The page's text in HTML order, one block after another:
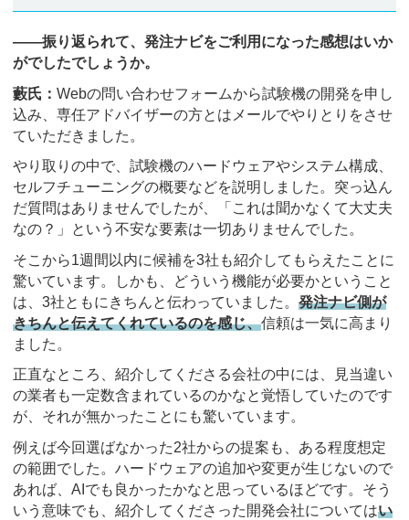
――振り返られて、発注ナビをご利用になった感想はいか
がでしたでしょうか。
藪氏： Webの問い合わせフォームから試験機の開発を申し
込み、専任アドバイザーの方とはメールでやりとりをさせ
ていただきました。
やり取りの中で、試験機のハードウェアやシステム構成、
セルフチューニングの概要などを説明しました。突っ込ん
だ質問はありませんでしたが、「これは聞かなくて大丈夫
なの？」という不安な要素は一切ありませんでした。
そこから1週間以内に候補を3社も紹介してもらえたことに
驚いています。しかも、どういう機能が必要かということ
は、3社ともにきちんと伝わっていました。 発注ナビ側が
きちんと伝えてくれているのを感じ、信頼は一気に高まり
ました。
正直なところ、紹介してくださる会社の中には、見当違い
の業者も一定数含まれているのかなと覚悟していたのです
が、それが無かったことにも驚いています。
例えば今回選ばなかった2社からの提案も、ある程度想定
の範囲でした。ハードウェアの追加や変更が生じないので
あれば、AIでも良かったかなと思っているほどです。そう
いう意味でも、紹介してくださった開発会社についてはい